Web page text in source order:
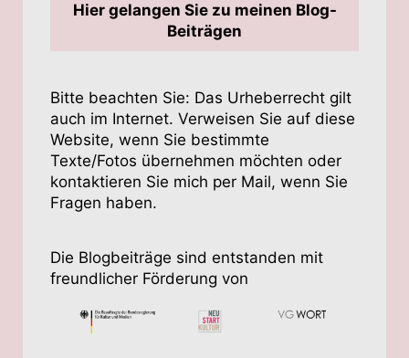
Hier gelangen Sie zu meinen Blog-
Beiträgen
Bitte beachten Sie: Das Urheberrecht gilt
auch im Internet. Verweisen Sie auf diese
Website, wenn Sie bestimmte
Texte/Fotos übernehmen möchten oder
kontaktieren Sie mich per Mail, wenn Sie
Fragen haben.
Die Blogbeiträge sind entstanden mit
freundlicher Förderung von